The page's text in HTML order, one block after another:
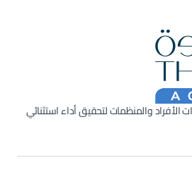
الأفراد والمنظمات لتحقيق أداء استثنائي